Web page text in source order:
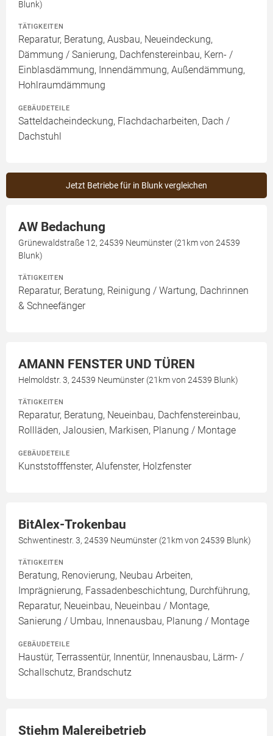
Blunk)
TÄTIGKEITEN
Reparatur, Beratung, Ausbau, Neueindeckung,
Dämmung / Sanierung, Dachfenstereinbau, Kern- /
Einblasdämmung, Innendämmung, Außendämmung,
Hohlraumdämmung
GEBÄUDETEILE
Satteldacheindeckung, Flachdacharbeiten, Dach /
Dachstuhl
Jetzt Betriebe für in Blunk vergleichen
AW Bedachung
Grünewaldstraße 12, 24539 Neumünster (21km von 24539
Blunk)
TÄTIGKEITEN
Reparatur, Beratung, Reinigung / Wartung, Dachrinnen
& Schneefänger
AMANN FENSTER UND TÜREN
Helmoldstr. 3, 24539 Neumünster (21km von 24539 Blunk)
TÄTIGKEITEN
Reparatur, Beratung, Neueinbau, Dachfenstereinbau,
Rollläden, Jalousien, Markisen, Planung / Montage
GEBÄUDETEILE
Kunststofffenster, Alufenster, Holzfenster
BitAlex-Trokenbau
Schwentinestr. 3, 24539 Neumünster (21km von 24539 Blunk)
TÄTIGKEITEN
Beratung, Renovierung, Neubau Arbeiten,
Imprägnierung, Fassadenbeschichtung, Durchführung,
Reparatur, Neueinbau, Neueinbau / Montage,
Sanierung / Umbau, Innenausbau, Planung / Montage
GEBÄUDETEILE
Haustür, Terrassentür, Innentür, Innenausbau, Lärm- /
Schallschutz, Brandschutz
Stiehm Malereibetrieb